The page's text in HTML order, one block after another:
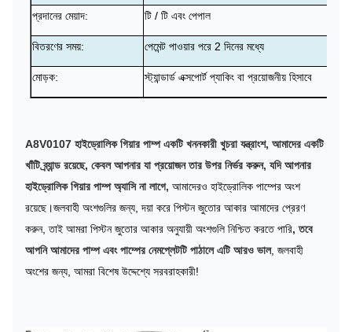
প্রদানের মেয়াদ: টি / টি এবং পেপাল
বিতরণের সময়: পেমেন্ট পাওয়ার পরে 2 দিনের মধ্যে
মোড়ক: স্ট্যান্ডার্ড এক্সপোর্ট প্যাকিং বা প্রয়োজনীয় হিসাবে
A8V0107 হাইড্রোলিক গিয়ার পাম্প একটি খননকারী খুচরা যন্ত্রাংশ, আমাদের একটি
খাঁটি ব্র্যান্ড রয়েছে, কেবল আপনার যা প্রয়োজন তার উপর নির্ভর করুন, যদি আপনার
হাইড্রোলিক গিয়ার পাম্প অ্যাসি না লাগে, আমাদেরও হাইড্রোলিক পাম্পের অংশ
রয়েছে।জলবাহী অংশগুলির জন্য, দয়া করে পিস্টন জুতোর আকার আমাদের প্রেরণ
করুন, তাই আমরা পিস্টন জুতোর আকার অনুযায়ী অংশগুলি নিশ্চিত করতে পারি, তবে
আপনি আমাদের পাম্প এবং পাম্পের নেমপ্লেটটি পাঠালে এটি আরও ভাল, জলবাহী
অংশের জন্য, আমরা বিশেষ উদ্দেশ্যে সরবরাহকারী!